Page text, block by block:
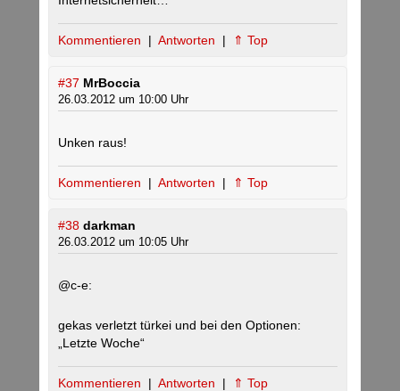
Kommentieren | Antworten | ⇑ Top
#37 MrBoccia
26.03.2012 um 10:00 Uhr
Unken raus!
Kommentieren | Antworten | ⇑ Top
#38 darkman
26.03.2012 um 10:05 Uhr
@c-e:
gekas verletzt türkei und bei den Optionen:
„Letzte Woche“
Kommentieren | Antworten | ⇑ Top